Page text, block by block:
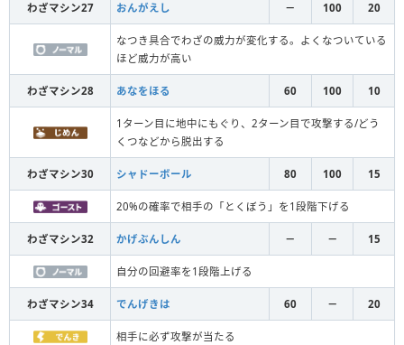
わざマシン27 おんがえし － 100 20
なつき具合でわざの威力が変化する。よくなついている
ほど威力が高い
わざマシン28 あなをほる 60 100 10
1ターン目に地中にもぐり、2ターン目で攻撃する/どう
くつなどから脱出する
わざマシン30 シャドーボール 80 100 15
20%の確率で相手の「とくぼう」を1段階下げる
わざマシン32 かげぶんしん － － 15
自分の回避率を1段階上げる
わざマシン34 でんげきは 60 － 20
相手に必ず攻撃が当たる